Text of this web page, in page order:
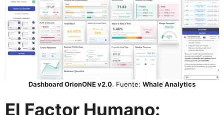
Dashboard OrionONE v2.0. Fuente: Whale Analytics
El Factor Humano: